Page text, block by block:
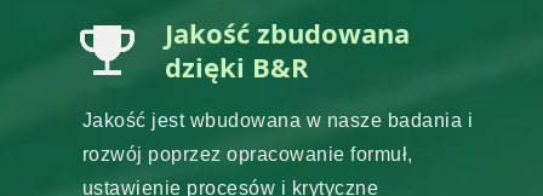
Jakość zbudowana
dzięki B&R
Jakość jest wbudowana w nasze badania i
rozwój poprzez opracowanie formuł,
ustawienie procesów i krytyczne